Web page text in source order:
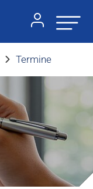
Termine